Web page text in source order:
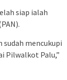
siap ialah
mencukupi
Pilwalkot Palu,”